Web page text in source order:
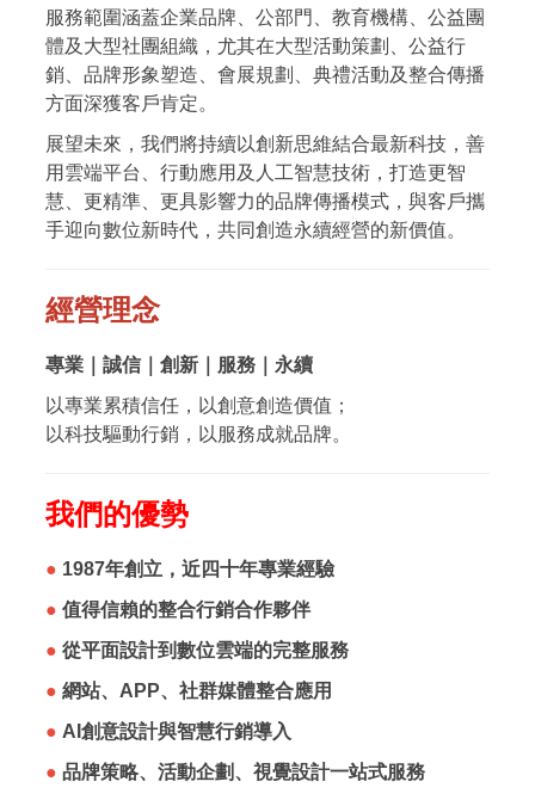
服務範圍涵蓋企業品牌、公部門、教育機構、公益團
體及大型社團組織，尤其在大型活動策劃、公益行
銷、品牌形象塑造、會展規劃、典禮活動及整合傳播
方面深獲客戶肯定。
展望未來，我們將持續以創新思維結合最新科技，善
用雲端平台、行動應用及人工智慧技術，打造更智
慧、更精準、更具影響力的品牌傳播模式，與客戶攜
手迎向數位新時代，共同創造永續經營的新價值。
經營理念
專業｜誠信｜創新｜服務｜永續
以專業累積信任，以創意創造價值；
以科技驅動行銷，以服務成就品牌。
我們的優勢
● 1987年創立，近四十年專業經驗
● 值得信賴的整合行銷合作夥伴
● 從平面設計到數位雲端的完整服務
● 網站、APP、社群媒體整合應用
● AI創意設計與智慧行銷導入
● 品牌策略、活動企劃、視覺設計一站式服務